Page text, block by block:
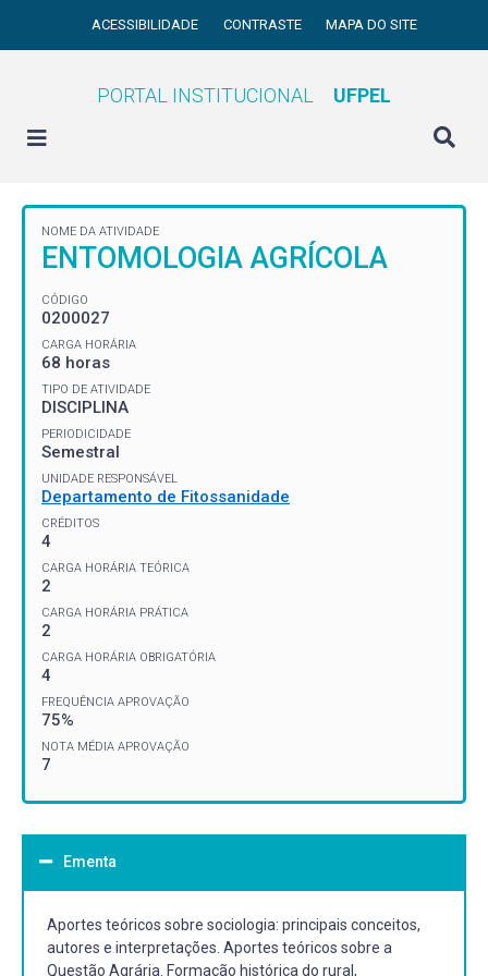
ACESSIBILIDADE CONTRASTE MAPA DO SITE
PORTAL INSTITUCIONAL UFPEL
NOME DA ATIVIDADE
ENTOMOLOGIA AGRÍCOLA
CÓDIGO
0200027
CARGA HORÁRIA
68 horas
TIPO DE ATIVIDADE
DISCIPLINA
PERIODICIDADE
Semestral
UNIDADE RESPONSÁVEL
Departamento de Fitossanidade
CRÉDITOS
4
CARGA HORÁRIA TEÓRICA
2
CARGA HORÁRIA PRÁTICA
2
CARGA HORÁRIA OBRIGATÓRIA
4
FREQUÊNCIA APROVAÇÃO
75%
NOTA MÉDIA APROVAÇÃO
7
Ementa
Aportes teóricos sobre sociologia: principais conceitos,
autores e interpretações. Aportes teóricos sobre a
Questão Agrária. Formação histórica do rural,